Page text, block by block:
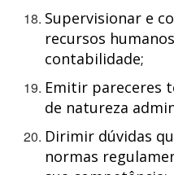
Supervisionar e
recursos
contabilidade;
Emitir pareceres
de natureza
Dirimir dúvidas
normas